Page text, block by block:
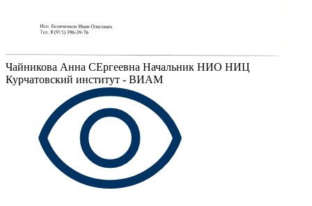
Чайникова Анна СЕргеевна Начальник НИО НИЦ
Курчатовский институт - ВИАМ